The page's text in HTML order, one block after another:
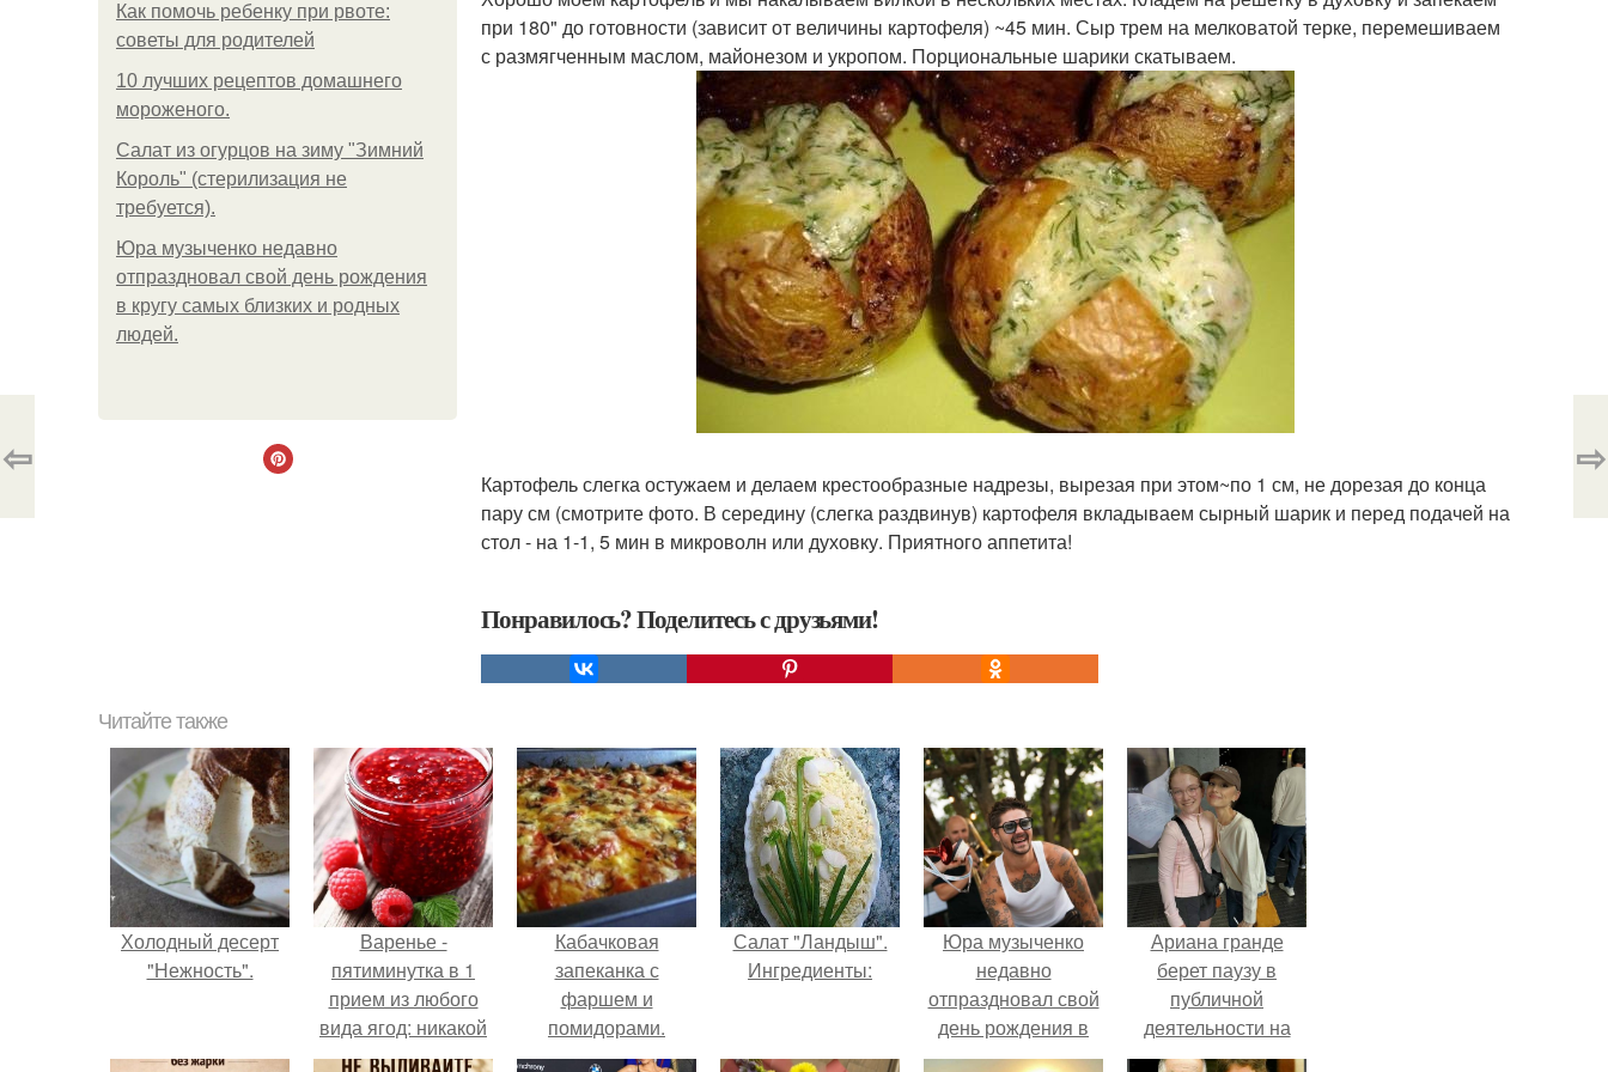
Как помочь ребенку при рвоте:
советы для родителей
10 лучших рецептов домашнего
мороженого.
Салат из огурцов на зиму "Зимний
Король" (стерилизация не
требуется).
Юра музыченко недавно
отпраздновал свой день рождения
в кругу самых близких и родных
людей.
при 180" до готовности (зависит от величины картофеля) ~45 мин. Сыр трем на мелковатой терке, перемешиваем
с размягченным маслом, майонезом и укропом. Порциональные шарики скатываем.
Картофель слегка остужаем и делаем крестообразные надрезы, вырезая при этом~по 1 см, не дорезая до конца
пару см (смотрите фото. В середину (слегка раздвинув) картофеля вкладываем сырный шарик и перед подачей на
стол - на 1-1, 5 мин в микроволн или духовку. Приятного аппетита!
Понравилось? Поделитесь с друзьями!
⇦ ⇨
Читайте также
Холодный десерт
"Нежность".
Варенье -
пятиминутка в 1
прием из любого
вида ягод: никакой
длительной варки,
Кабачковая
запеканка с
фаршем и
помидорами.
Салат "Ландыш".
Ингредиенты:
Юра музыченко
недавно
отпраздновал свой
день рождения в
кругу самых
Ариана гранде
берет паузу в
публичной
деятельности на
фоне слухов о